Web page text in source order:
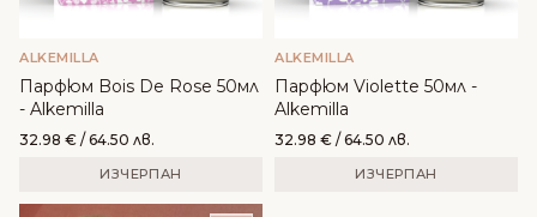
ALKEMILLA
Парфюм Bois De Rose 50мл
- Alkemilla
32.98 € / 64.50 лв.
ИЗЧЕРПАН
ALKEMILLA
Парфюм Violette 50мл -
Alkemilla
32.98 € / 64.50 лв.
ИЗЧЕРПАН